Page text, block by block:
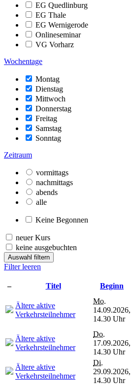
EG Quedlinburg
EG Thale
EG Wernigerode
Onlineseminar
VG Vorharz
Wochentage
Montag
Dienstag
Mittwoch
Donnerstag
Freitag
Samstag
Sonntag
Zeitraum
vormittags
nachmittags
abends
alle
Keine Begonnen
neuer Kurs
keine ausgebuchten
Auswahl filtern
Filter leeren
– Titel Beginn
Ältere aktive
Verkehrsteilnehmer
Mo.
14.09.2026,
14.30 Uhr
Ältere aktive
Verkehrsteilnehmer
Do.
17.09.2026,
14.30 Uhr
Ältere aktive
Verkehrsteilnehmer
Di.
29.09.2026,
14.30 Uhr